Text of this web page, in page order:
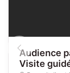
Audience
Visite